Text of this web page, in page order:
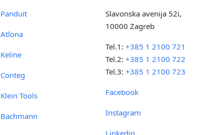
Panduit
Atlona
Keline
Conteg
Klein Tools
Bachmann
Slavonska avenija 52i,
10000 Zagreb
Tel.1:+385 1 2100 721
Tel.2:+385 1 2100 722
Tel.3:+385 1 2100 723
Facebook
Instagram